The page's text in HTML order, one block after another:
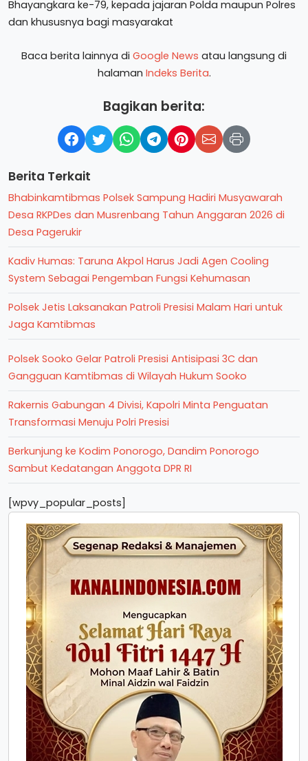
Bhayangkara ke-79, kepada jajaran Polda maupun Polres
dan khususnya bagi masyarakat
Baca berita lainnya di Google News atau langsung di
halaman Indeks Berita.
Bagikan berita:
Berita Terkait
Bhabinkamtibmas Polsek Sampung Hadiri Musyawarah
Desa RKPDes dan Musrenbang Tahun Anggaran 2026 di
Desa Pagerukir
Kadiv Humas: Taruna Akpol Harus Jadi Agen Cooling
System Sebagai Pengemban Fungsi Kehumasan
Polsek Jetis Laksanakan Patroli Presisi Malam Hari untuk
Jaga Kamtibmas
Polsek Sooko Gelar Patroli Presisi Antisipasi 3C dan
Gangguan Kamtibmas di Wilayah Hukum Sooko
Rakernis Gabungan 4 Divisi, Kapolri Minta Penguatan
Transformasi Menuju Polri Presisi
Berkunjung ke Kodim Ponorogo, Dandim Ponorogo
Sambut Kedatangan Anggota DPR RI
[wpvy_popular_posts]